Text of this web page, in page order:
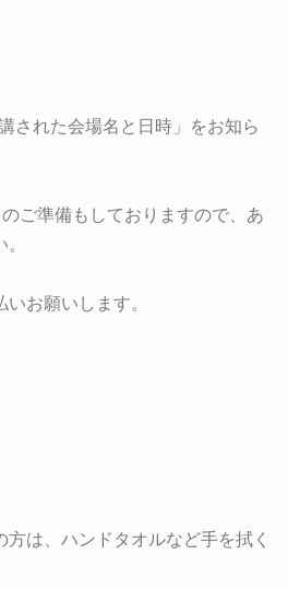
された会場名と日時」をお知ら
ご準備もしておりますので、あ
お願いします。
は、ハンドタオルなど手を拭く